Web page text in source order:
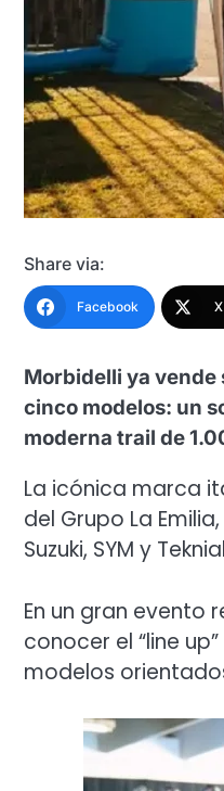
Share via:
Facebook
Morbidelli ya vende
cinco modelos: un
moderna trail de
La icónica marca
del Grupo La
Suzuki, SYM y
En un gran evento
conocer el “line
modelos